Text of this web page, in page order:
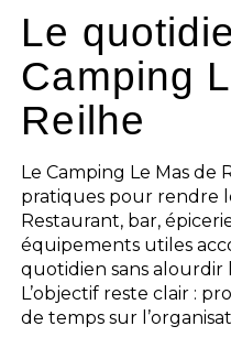
Le
Camping
Reilhe
Le Camping Le Mas de
pratiques pour rendre
Restaurant, bar,
équipements utiles
quotidien sans alourdir
L’objectif reste clair :
de temps sur